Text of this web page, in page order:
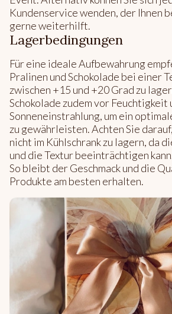
Kundenservice wenden, der Ihnen
gerne weiterhilft.
Lagerbedingungen
Für eine ideale Aufbewahrung
Pralinen und Schokolade bei einer
zwischen +15 und +20 Grad zu
Schokolade zudem vor
Sonneneinstrahlung, um ein
zu gewährleisten. Achten Sie
nicht im Kühlschrank zu lagern, da
und die Textur beeinträchtigen
So bleibt der Geschmack und die
Produkte am besten erhalten.